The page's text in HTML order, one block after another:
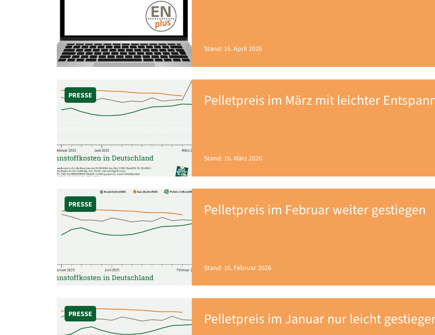
Stand: 16. April 2026
PRESSE Pelletpreis im März mit leichter
Stand: 16. März 2026
PRESSE Pelletpreis im Februar weiter gestiegen
Stand: 16. Februar 2026
PRESSE Pelletpreis im Januar nur leicht